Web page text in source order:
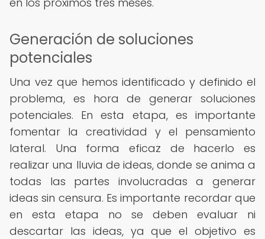
Generación de soluciones
potenciales
Una vez que hemos identificado y definido el
problema, es hora de generar soluciones
potenciales. En esta etapa, es importante
fomentar la creatividad y el pensamiento
lateral. Una forma eficaz de hacerlo es
realizar una lluvia de ideas, donde se anima a
todas las partes involucradas a generar
ideas sin censura. Es importante recordar que
en esta etapa no se deben evaluar ni
descartar las ideas, ya que el objetivo es